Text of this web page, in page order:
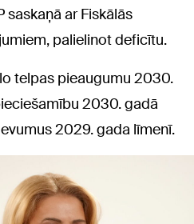
saskaņā ar Fiskālās
palielinot deficītu.
telpas pieaugumu 2030.
2030. gadā
2029. gada līmenī.